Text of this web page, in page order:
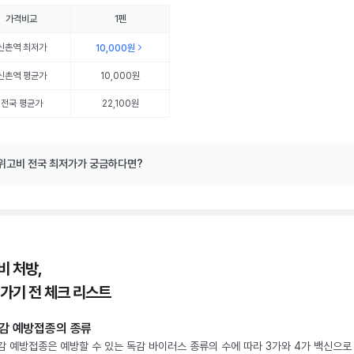
가격비교 1펜
촌역최저가 10,000원
촌역평균가 10,000원
전국 평균가 22,100원
고비 전국 최저가가 궁금하다면?
처방,
기 전 체크 리스트
예방접종의 종류
예방접종은 예방할 수 있는 독감 바이러스 종류의 수에 따라 3가와 4가 백신으로